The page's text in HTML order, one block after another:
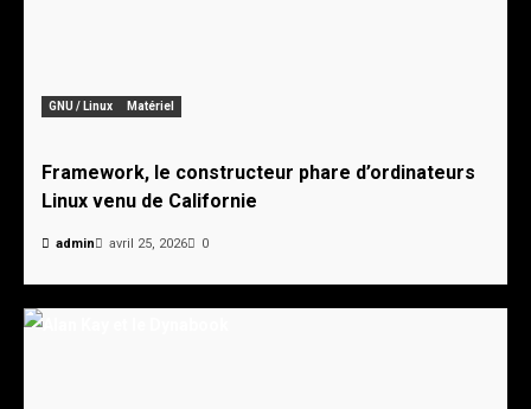
GNU / Linux Matériel
Framework, le constructeur phare d’ordinateurs
Linux venu de Californie
admin avril 25, 2026 0